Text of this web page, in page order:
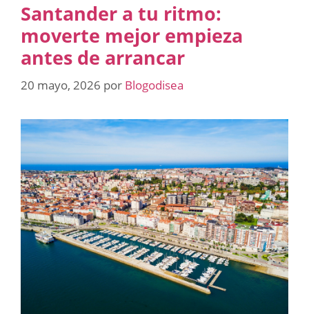
Santander a tu ritmo:
moverte mejor empieza
antes de arrancar
20 mayo, 2026 por Blogodisea